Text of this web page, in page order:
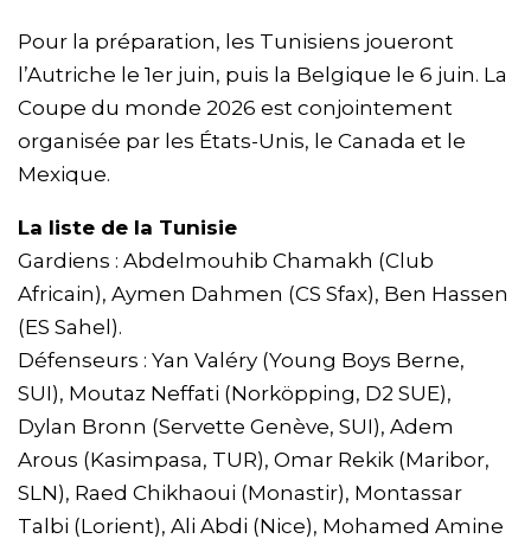
Pour la préparation, les Tunisiens joueront
l’Autriche le 1er juin, puis la Belgique le 6 juin. La
Coupe du monde 2026 est conjointement
organisée par les États-Unis, le Canada et le
Mexique.
La liste de la Tunisie
Gardiens : Abdelmouhib Chamakh (Club
Africain), Aymen Dahmen (CS Sfax), Ben Hassen
(ES Sahel).
Défenseurs : Yan Valéry (Young Boys Berne,
SUI), Moutaz Neffati (Norköpping, D2 SUE),
Dylan Bronn (Servette Genève, SUI), Adem
Arous (Kasimpasa, TUR), Omar Rekik (Maribor,
SLN), Raed Chikhaoui (Monastir), Montassar
Talbi (Lorient), Ali Abdi (Nice), Mohamed Amine